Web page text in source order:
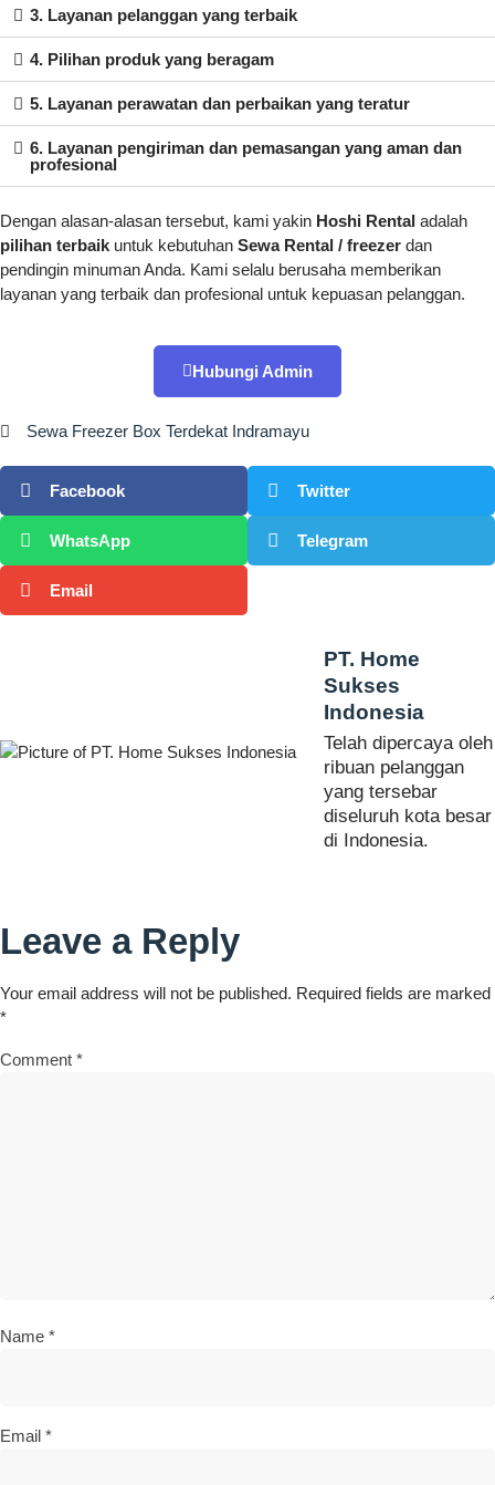
3. Layanan pelanggan yang terbaik
4. Pilihan produk yang beragam
5. Layanan perawatan dan perbaikan yang teratur
6. Layanan pengiriman dan pemasangan yang aman dan
profesional
Dengan alasan-alasan tersebut, kami yakin Hoshi Rental adalah
pilihan terbaik untuk kebutuhan Sewa Rental / freezer dan
pendingin minuman Anda. Kami selalu berusaha memberikan
layanan yang terbaik dan profesional untuk kepuasan pelanggan.
Hubungi Admin
Sewa Freezer Box Terdekat Indramayu
Facebook Twitter
WhatsApp Telegram
Email
PT. Home
Sukses
Indonesia
Telah dipercaya oleh
ribuan pelanggan
yang tersebar
diseluruh kota besar
di Indonesia.
Leave a Reply
Your email address will not be published. Required fields are marked
*
Comment *
Name *
Email *